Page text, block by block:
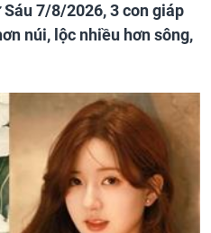
7/8/2026, 3 con giáp
núi, lộc nhiều hơn sông,